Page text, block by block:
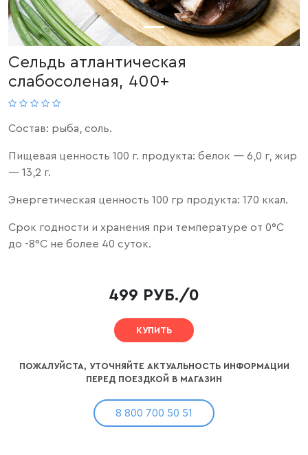
Сельдь атлантическая
слабосоленая, 400+
Состав: рыба, соль.
Пищевая ценность 100 г. продукта: белок — 6,0 г, жир
— 13,2 г.
Энергетическая ценность 100 гр продукта: 170 ккал.
Срок годности и хранения при температуре от 0°С
до -8°С не более 40 суток.
499 РУБ./0
КУПИТЬ
ПОЖАЛУЙСТА, УТОЧНЯЙТЕ АКТУАЛЬНОСТЬ ИНФОРМАЦИИ
ПЕРЕД ПОЕЗДКОЙ В МАГАЗИН
8 800 700 50 51